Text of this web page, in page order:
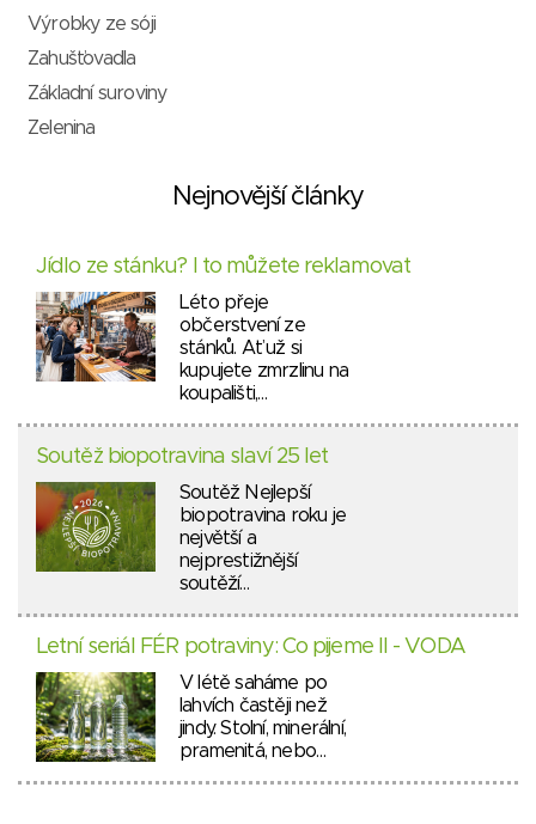
Výrobky ze sóji
Zahušťovadla
Základní suroviny
Zelenina
Nejnovější články
Jídlo ze stánku? I to můžete reklamovat
Léto přeje
občerstvení ze
stánků. Ať už si
kupujete zmrzlinu na
koupališti,…
Soutěž biopotravina slaví 25 let
Soutěž Nejlepší
biopotravina roku je
největší a
nejprestižnější
soutěží…
Letní seriál FÉR potraviny: Co pijeme II - VODA
V létě saháme po
lahvích častěji než
jindy. Stolní, minerální,
pramenitá, nebo…